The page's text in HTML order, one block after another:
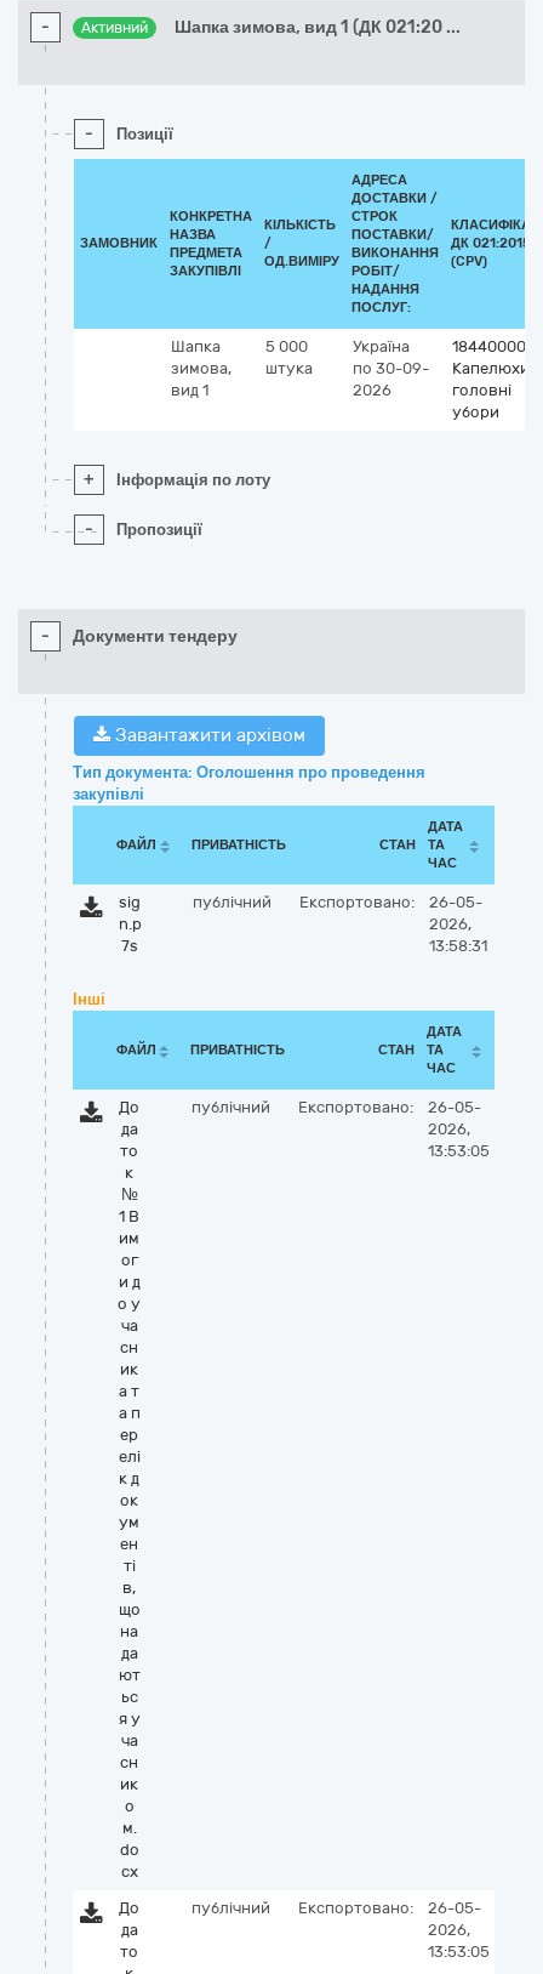
- Активний Шапка зимова, вид 1 (ДК 021:20 ...
- Позиції
ЗАМОВНИК
КОНКРЕТНА
НАЗВА
ПРЕДМЕТА
ЗАКУПІВЛІ
КІЛЬКІСТЬ
/
ОД.ВИМІРУ
АДРЕСА
ДОСТАВКИ /
СТРОК
ПОСТАВКИ/
ВИКОНАННЯ
РОБІТ/
НАДАННЯ
ПОСЛУГ:
ДК 021:2015
(CPV)
Шапка
зимова,
вид 1
5 000
штука
Україна
по 30-09-
2026
18440000-5
Капелюхи
головні
убори
+ Інформація по лоту
- Пропозиції
- Документи тендеру
Завантажити архівом
Тип документа: Оголошення про проведення
закупівлі
ФАЙЛ ПРИВАТНІСТЬ СТАН
ДАТА
ТА
ЧАС
sig
n.p
7s
публічний Експортовано:
26-05-
2026,
13:58:31
Інші
ФАЙЛ ПРИВАТНІСТЬ СТАН
ДАТА
ТА
ЧАС
До
да
то
к
№
1 В
им
ог
и д
о у
ча
сн
ик
а т
а п
ер
елі
к д
ок
ум
ен
ті
в,
що
на
да
ют
ьс
я у
ча
сн
ик
о
м.
do
cx
публічний Експортовано:
26-05-
2026,
13:53:05
До
да
то
публічний Експортовано:
26-05-
2026,
13:53:05